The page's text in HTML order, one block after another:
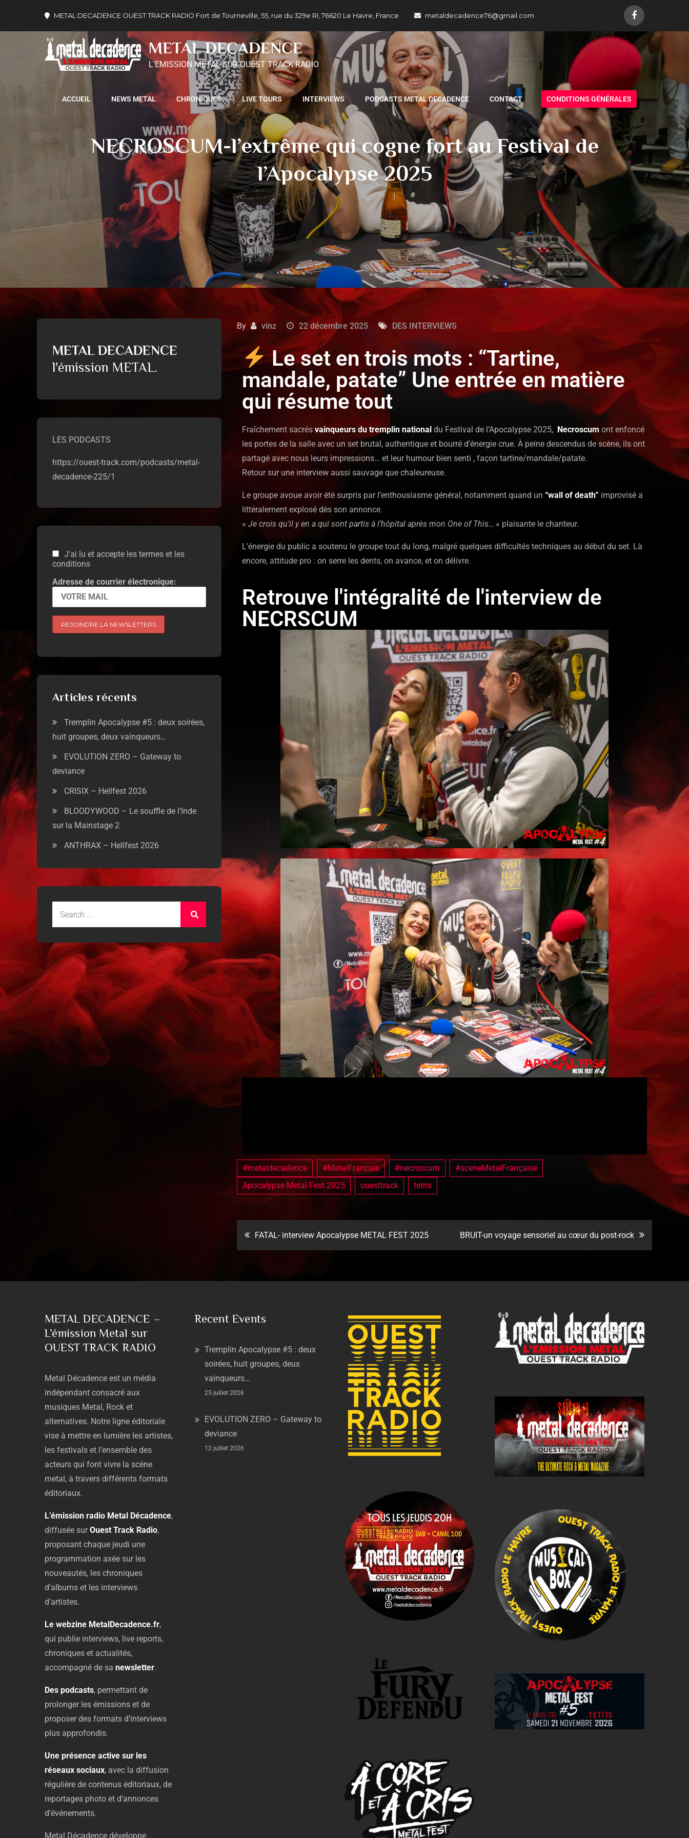
METAL DECADENCE OUEST TRACK RADIO Fort de Tourneville, 55, rue du 329e RI, 76620 Le Havre, France metaldecadence76@gmail.com
METAL DECADENCE
L'EMISSION METAL SUR OUEST TRACK RADIO
ACCUEIL NEWS METAL CHRONIQUES LIVE TOURS INTERVIEWS PODCASTS METAL DECADENCE CONTACT CONDITIONS GÉNÉRALES
NECROSCUM-l’extrême qui cogne fort au Festival de
l’Apocalypse 2025
By vinz 22 décembre 2025 DES INTERVIEWS
Le set en trois mots : “Tartine,
mandale, patate” Une entrée en matière
qui résume tout
Fraîchement sacrés vainqueurs du tremplin national du Festival de l’Apocalypse 2025, Necroscum ont enfoncé
les portes de la salle avec un set brutal, authentique et bourré d’énergie crue. À peine descendus de scène, ils ont
partagé avec nous leurs impressions… et leur humour bien senti , façon tartine/mandale/patate.
Retour sur une interview aussi sauvage que chaleureuse.
Le groupe avoue avoir été surpris par l’enthousiasme général, notamment quand un “wall of death” improvisé a
littéralement explosé dès son annonce.
« Je crois qu’il y en a qui sont partis à l’hôpital après mon One of This… » plaisante le chanteur.
L’énergie du public a soutenu le groupe tout du long, malgré quelques difficultés techniques au début du set. Là
encore, attitude pro : on serre les dents, on avance, et on délivre.
Retrouve l'intégralité de l'interview de
NECRSCUM
#metaldecadence #MetalFrancais #necroscum
#sceneMetalFrançaise
Apocalypse Metal Fest 2025
ouesttrack tetris
FATAL- interview Apocalypse METAL FEST 2025 BRUIT-un voyage sensoriel au cœur du post-rock
METAL DECADENCE
l'émission METAL.
LES PODCASTS
https://ouest-track.com/podcasts/metal-
decadence-225/1
J'ai lu et accepte les termes et les
conditions
Adresse de courrier électronique:
Articles récents
Tremplin Apocalypse #5 : deux soirées,
huit groupes, deux vainqueurs…
EVOLUTION ZERO – Gateway to
deviance
CRISIX – Hellfest 2026
BLOODYWOOD – Le souffle de l’Inde
sur la Mainstage 2
ANTHRAX – Hellfest 2026
METAL DECADENCE –
L’émission Metal sur
OUEST TRACK RADIO
Metal Décadence est un média
indépendant consacré aux
musiques Metal, Rock et
alternatives. Notre ligne éditoriale
vise à mettre en lumière les artistes,
les festivals et l’ensemble des
acteurs qui font vivre la scène
metal, à travers différents formats
éditoriaux.
L’émission radio Metal Décadence,
diffusée surOuest Track Radio,
proposant chaque jeudi une
programmation axée sur les
nouveautés, les chroniques
d’albums et les interviews
d’artistes.
Le webzine MetalDecadence.fr,
qui publie interviews, live reports,
chroniques et actualités,
accompagné de sa newsletter.
Des podcasts, permettant de
prolonger les émissions et de
proposerdes formats d’interviews
plus approfondis.
Une présence active sur les
réseaux sociaux, avec la diffusion
régulière de contenus éditoriaux, de
reportages photo et d’annonces
d’événements.
Metal Décadence développe
Recent Events
Tremplin Apocalypse #5 : deux
soirées, huit groupes, deux
vainqueurs…
25 juillet 2026
EVOLUTION ZERO – Gateway to
deviance
12 juillet 2026